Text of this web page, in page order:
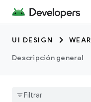
UI DESIGN
WEAR
Descripción general